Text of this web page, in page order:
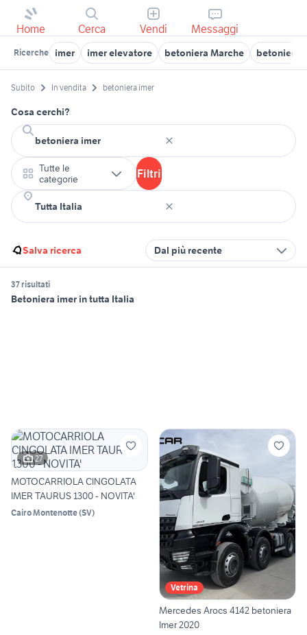
Home Cerca Vendi Messaggi
Ricerche imer imer elevatore betoniera Marche betoniera
Subito In vendita betoniera imer
Cosa cerchi?
Tutte le
categorie
Filtri
Salva ricerca Dal più recente
37 risultati
Betoniera imer in tutta Italia
27
MOTOCARRIOLA CINGOLATA
IMER TAURUS 1300 - NOVITA'
Cairo Montenotte(SV)
Vetrina
Mercedes Arocs 4142 betoniera
Imer 2020